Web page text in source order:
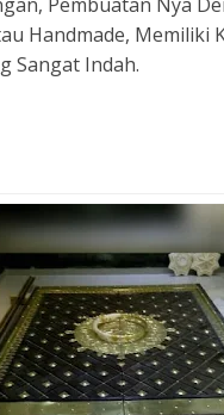
Handmade, Memiliki
Sangat Indah.